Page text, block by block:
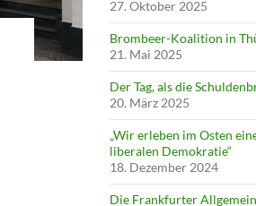
27. Oktober 2025
Brombeer-Koalition in
21. Mai 2025
Der Tag, als die
20. März 2025
„Wir erleben im Osten
liberalen Demokratie“
18. Dezember 2024
Die Frankfurter